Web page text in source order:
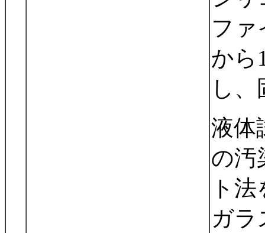
ファ
から
し
液体
の汚
ト
ガラ